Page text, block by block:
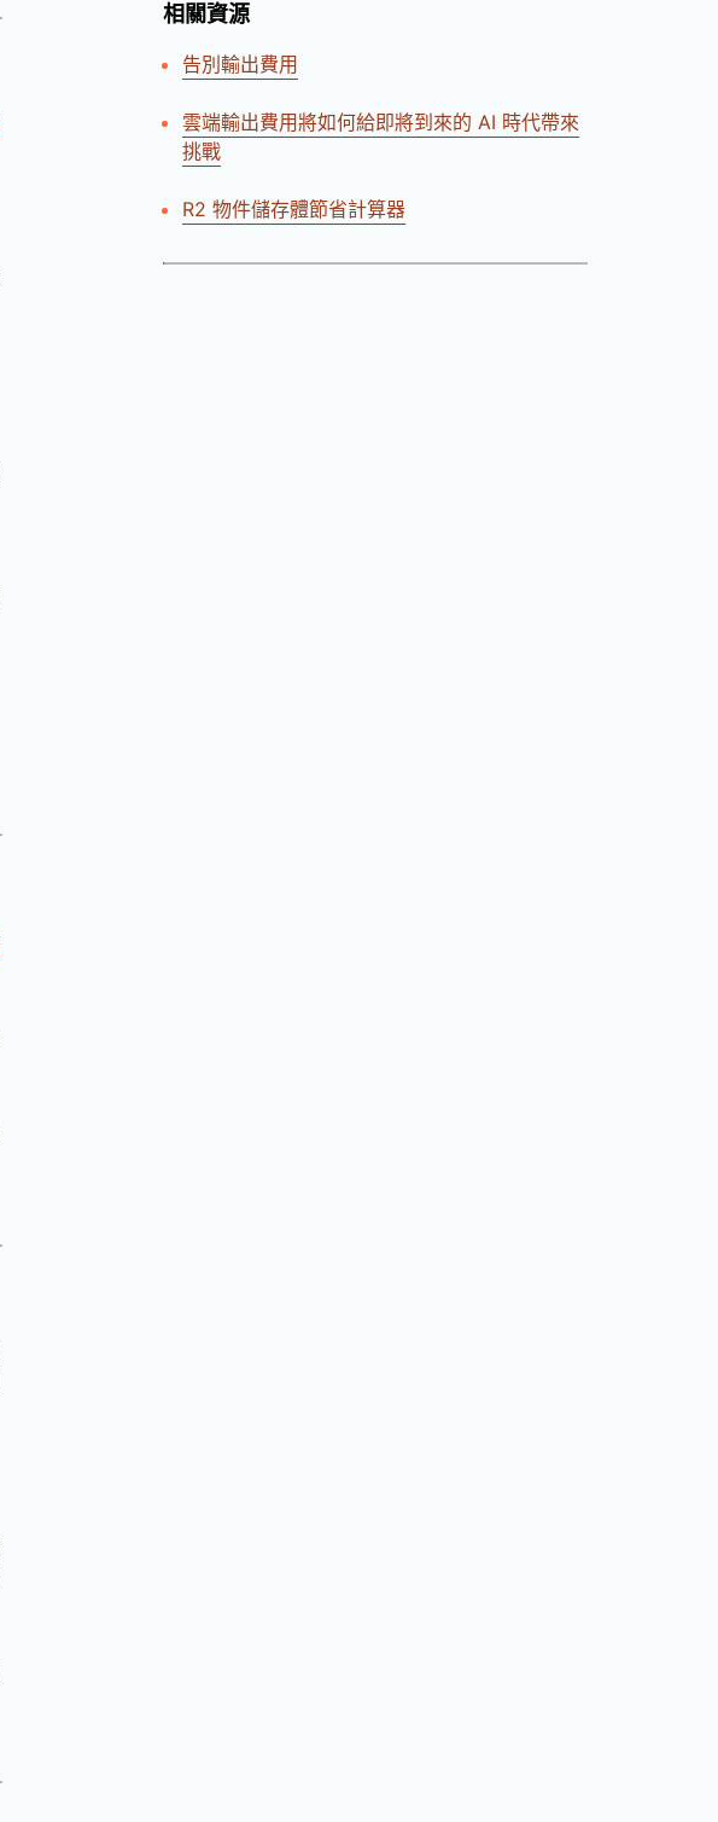
相關資源
告別輸出費用
雲端輸出費用將如何給即將到來的 AI 時代帶來
挑戰
R2 物件儲存體節省計算器